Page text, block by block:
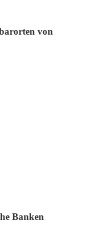
von
Banken